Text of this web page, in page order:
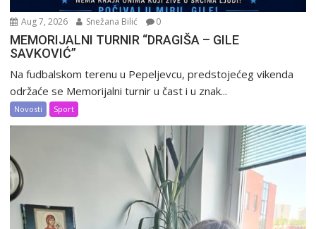
Aug 7, 2026 Snežana Bilić 0
MEMORIJALNI TURNIR “DRAGIŠA – GILE
SAVKOVIĆ”
Na fudbalskom terenu u Pepeljevcu, predstojećeg vikenda
održaće se Memorijalni turnir u čast i u znak...
Novosti Sport